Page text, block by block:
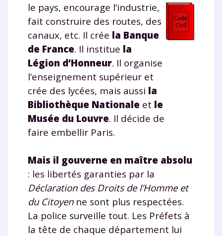
le pays, encourage l’industrie,
fait construire des routes, des
canaux, etc. Il crée la Banque
de France. Il institue la
Légion d’Honneur. Il organise
l’enseignement supérieur et
crée des lycées, mais aussi la
Bibliothèque Nationale et le
Musée du Louvre. Il décide de
faire embellir Paris.
Mais il gouverne en maître absolu
: les libertés garanties par la
Déclaration des Droits de l’Homme et
du Citoyenne sont plus respectées.
La police surveille tout. Les Préfets à
la tête de chaque département lui